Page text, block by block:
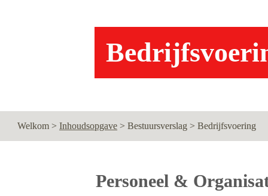
Welkom > Inhoudsopgave > Bestuursverslag > Bedrijfsvoering
Personeel &